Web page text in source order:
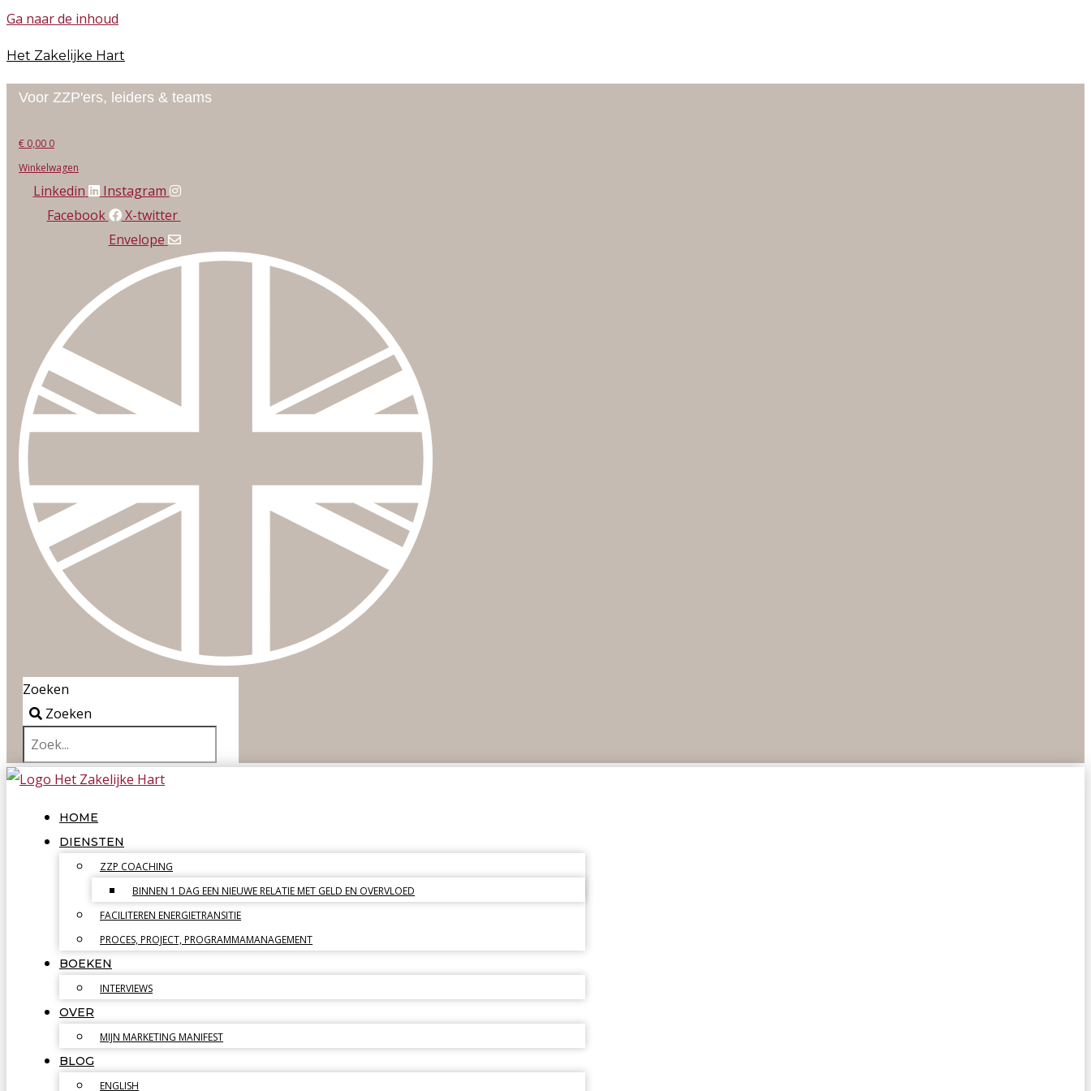
Ga naar de inhoud
Het Zakelijke Hart
Voor ZZP'ers, leiders & teams
€ 0,00 0
Winkelwagen
Linkedin
Instagram
Facebook
X-twitter
Envelope
Zoeken
Zoeken
HOME
DIENSTEN
ZZP COACHING
BINNEN 1 DAG EEN NIEUWE RELATIE MET GELD EN OVERVLOED
FACILITEREN ENERGIETRANSITIE
PROCES, PROJECT, PROGRAMMAMANAGEMENT
BOEKEN
INTERVIEWS
OVER
MIJN MARKETING MANIFEST
BLOG
ENGLISH